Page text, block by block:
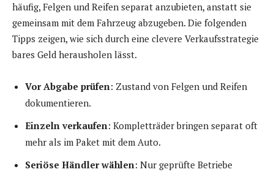
häufig, Felgen und Reifen separat anzubieten, anstatt sie
gemeinsam mit dem Fahrzeug abzugeben. Die folgenden
Tipps zeigen, wie sich durch eine clevere Verkaufsstrategie
bares Geld herausholen lässt.
Vor Abgabe prüfen: Zustand von Felgen und Reifen
dokumentieren.
Einzeln verkaufen: Kompletträder bringen separat oft
mehr als im Paket mit dem Auto.
Seriöse Händler wählen: Nur geprüfte Betriebe